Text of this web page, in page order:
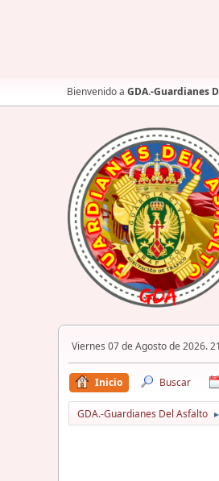
Bienvenido a GDA.-Guardianes
Viernes 07 de Agosto de 2026.
Inicio Buscar
GDA.-Guardianes Del Asfalto ►